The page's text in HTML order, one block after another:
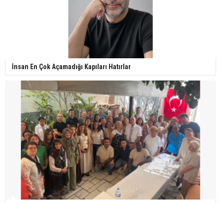
İnsan En Çok Açamadığı Kapıları Hatırlar